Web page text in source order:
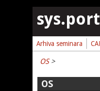
Arhiva seminara
OS>
OS